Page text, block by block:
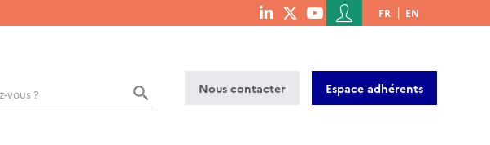
menu
Menu
du
de
l'utilisateur
FR EN
vous ? Nous contacter Espace adhérents